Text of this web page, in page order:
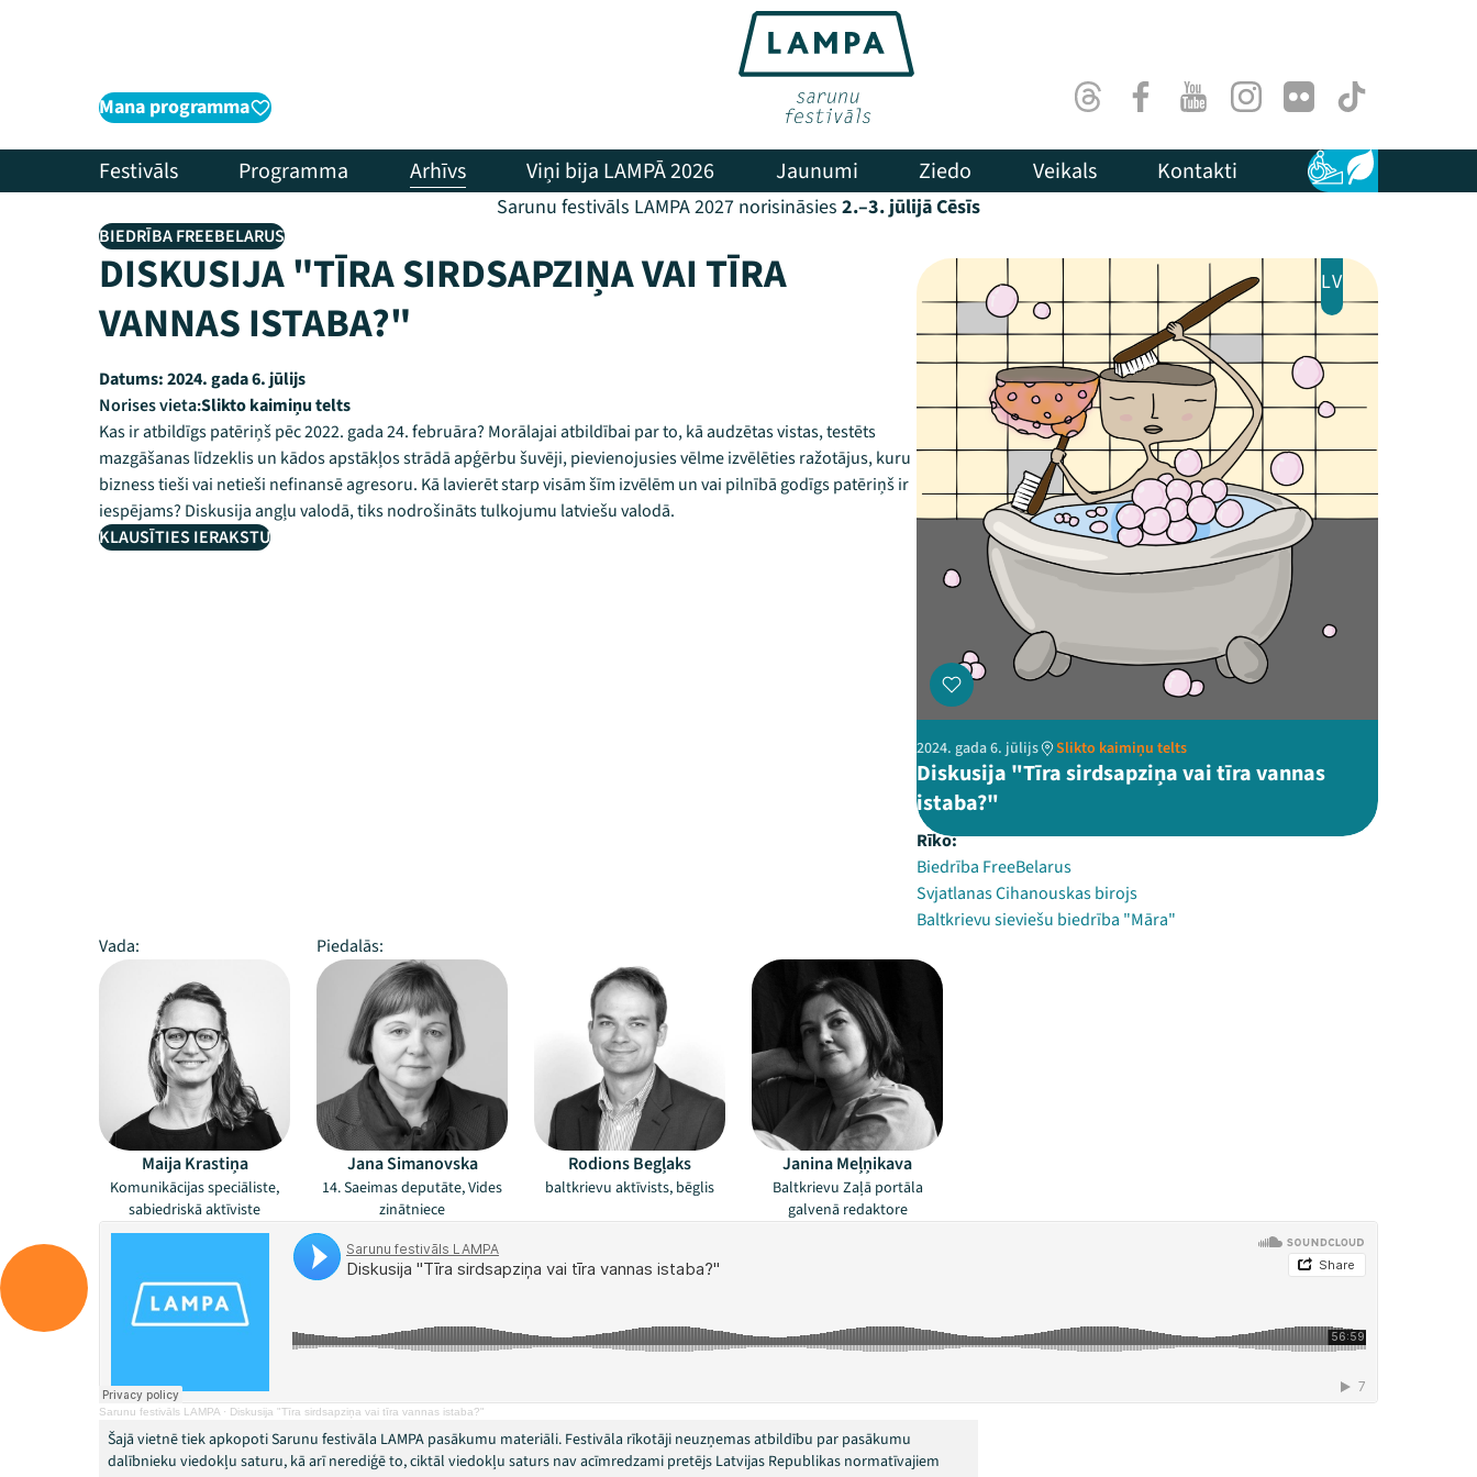
Mana programma ThreadsFacebookYoutubeInstagram
Flick TikTok
Festivāls Programma Arhīvs Viņi bija LAMPĀ 2026 Jaunumi Ziedo Veikals Kontakti Pieejamība
Ilgtspēja
Sarunu festivāls LAMPA 2027 norisināsies 2.–3. jūlijā Cēsīs
BIEDRĪBA FREEBELARUS
DISKUSIJA "TĪRA SIRDSAPZIŅA VAI TĪRA
VANNAS ISTABA?"
Datums:2024. gada 6. jūlijs
Norises vieta:Slikto kaimiņu telts
Kas ir atbildīgs patēriņš pēc 2022. gada 24. februāra? Morālajai atbildībai par to, kā audzētas vistas, testēts
mazgāšanas līdzeklis un kādos apstākļos strādā apģērbu šuvēji, pievienojusies vēlme izvēlēties ražotājus, kuru
bizness tieši vai netieši nefinansē agresoru. Kā lavierēt starp visām šīm izvēlēm un vai pilnībā godīgs patēriņš ir
iespējams? Diskusija angļu valodā, tiks nodrošināts tulkojumu latviešu valodā.
KLAUSĪTIES IERAKSTU
LV
2024. gada 6. jūlijs Slikto kaimiņu telts
Diskusija "Tīra sirdsapziņa vai tīra vannas
istaba?"
Rīko:
Biedrība FreeBelarus
Svjatlanas Cihanouskas birojs
Baltkrievu sieviešu biedrība "Māra"
Vada:
Piedalās:
Maija Krastiņa
Komunikācijas speciāliste,
sabiedriskā aktīviste
Jana Simanovska
14. Saeimas deputāte, Vides
zinātniece
Rodions Begļaks
baltkrievu aktīvists, bēglis
Janina Meļņikava
Baltkrievu Zaļā portāla
galvenā redaktore
Sarunu festivāls LAMPA · Diskusija "Tīra sirdsapziņa vai tīra vannas istaba?"
Šajā vietnē tiek apkopoti Sarunu festivāla LAMPA pasākumu materiāli. Festivāla rīkotāji neuzņemas atbildību par pasākumu
dalībnieku viedokļu saturu, kā arī nerediģē to, ciktāl viedokļu saturs nav acīmredzami pretējs Latvijas Republikas normatīvajiem